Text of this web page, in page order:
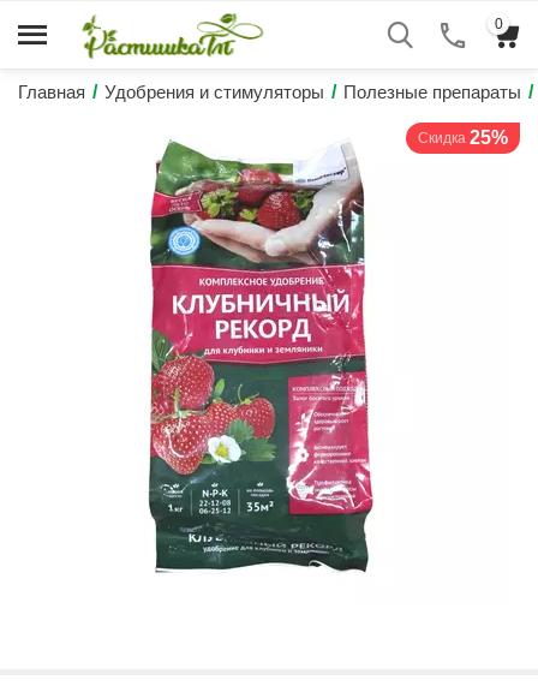
0
Главная / Удобрения и стимуляторы / Полезные препараты /
Скидка 25%